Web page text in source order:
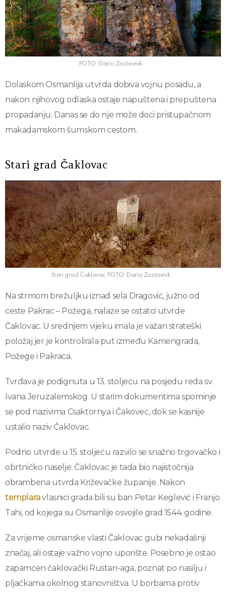
FOTO: Dario Zastavnik
Dolaskom Osmanlija utvrda dobiva vojnu posadu, a
nakon njihovog odlaska ostaje napuštena i prepuštena
propadanju. Danas se do nje može doći pristupačnom
makadamskom šumskom cestom.
Stari grad Čaklovac
Stari grad Čaklovac FOTO: Dario Zastavnik
Na strmom brežuljku iznad sela Dragović, južno od
ceste Pakrac – Požega, nalaze se ostatci utvrde
Čaklovac. U srednjem vijeku imala je važan strateški
položaj jer je kontrolirala put između Kamengrada,
Požege i Pakraca.
Tvrđava je podignuta u 13. stoljeću na posjedu reda sv.
Ivana Jeruzalemskog. U starim dokumentima spominje
se pod nazivima Csaktornya i Čakovec, dok se kasnije
ustalio naziv Čaklovac.
Podno utvrde u 15. stoljeću razvilo se snažno trgovačko i
obrtničko naselje. Čaklovac je tada bio najistočnija
obrambena utvrda Križevačke županije. Nakon
templaravlasnici grada bili su ban Petar Keglević i Franjo
Tahi, od kojega su Osmanlije osvojile grad 1544. godine.
Za vrijeme osmanske vlasti Čaklovac gubi nekadašnji
značaj, ali ostaje važno vojno uporište. Posebno je ostao
zapamćen čaklovački Rustan-aga, poznat po nasilju i
pljačkama okolnog stanovništva. U borbama protiv